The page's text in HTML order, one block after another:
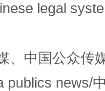
legal
、中国公众传
publics news/